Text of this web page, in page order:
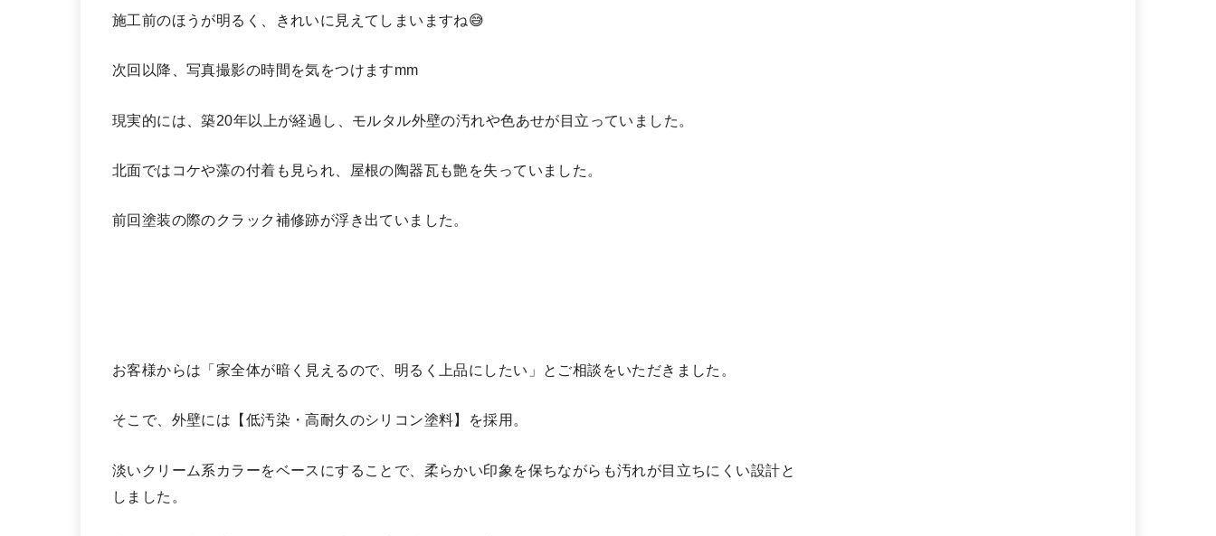
施工前のほうが明るく、きれいに見えてしまいますね😅
次回以降、写真撮影の時間を気をつけますmm
現実的には、築20年以上が経過し、モルタル外壁の汚れや色あせが目立っていました。
北面ではコケや藻の付着も見られ、屋根の陶器瓦も艶を失っていました。
前回塗装の際のクラック補修跡が浮き出ていました。
お客様からは「家全体が暗く見えるので、明るく上品にしたい」とご相談をいただきました。
そこで、外壁には【低汚染・高耐久のシリコン塗料】を採用。
淡いクリーム系カラーをベースにすることで、柔らかい印象を保ちながらも汚れが目立ちにくい設計と
しました。